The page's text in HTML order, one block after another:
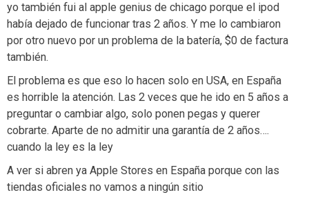
yo también fui al apple genius de chicago porque el ipod
había dejado de funcionar tras 2 años. Y me lo cambiaron
por otro nuevo por un problema de la batería, $0 de factura
también.
El problema es que eso lo hacen solo en USA, en España
es horrible la atención. Las 2 veces que he ido en 5 años a
preguntar o cambiar algo, solo ponen pegas y querer
cobrarte. Aparte de no admitir una garantía de 2 años….
cuando la ley es la ley
A ver si abren ya Apple Stores en España porque con las
tiendas oficiales no vamos a ningún sitio